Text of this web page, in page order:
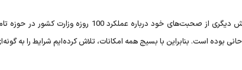
وزیر کشور در بخش دیگری از صحبت‌های خود
بوده است. بنابراین با بسیج همه امکانات، تلاش کرده‌ایم شرایط را به